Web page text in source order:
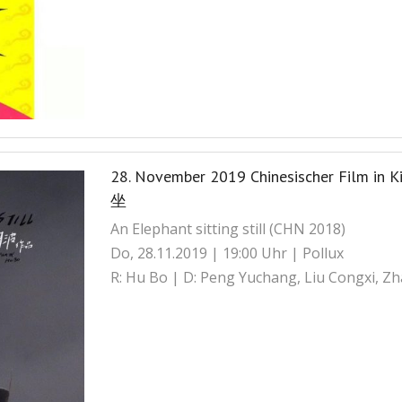
28. November 2019 Chinesischer Film
坐
An Elephant sitting still (CHN 2018)
Do, 28.11.2019 | 19:00 Uhr | Pollux
R: Hu Bo | D: Peng Yuchang, Liu Congxi,